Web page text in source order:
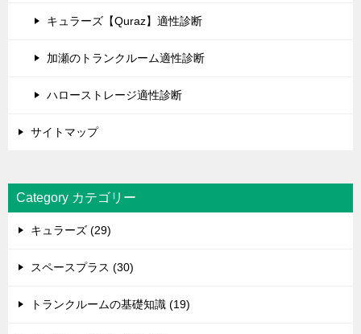
キュラーズ【Quraz】適性診断
加瀬のトランクルーム適性診断
ハローストレージ適性診断
サイトマップ
Category カテゴリー
キュラーズ (29)
スペースプラス (30)
トランクルームの基礎知識 (19)